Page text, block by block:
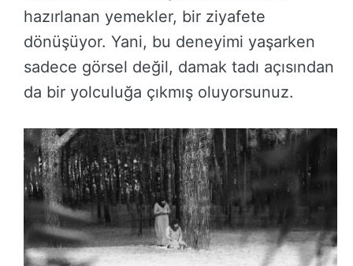
hazırlanan yemekler, bir ziyafete
dönüşüyor. Yani, bu deneyimi yaşarken
sadece görsel değil, damak tadı açısından
da bir yolculuğa çıkmış oluyorsunuz.